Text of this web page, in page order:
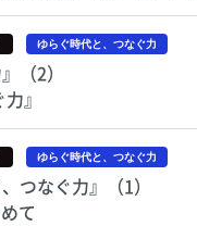
ゆらぐ時代と、つなぐ力
（2）
』
ゆらぐ時代と、つなぐ力
つなぐ力』（1）
て